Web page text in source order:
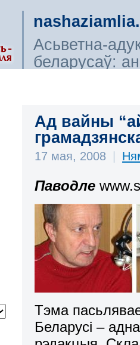
Асьветна-
беларусаў:
Ад вайны
17 мая, 2008 |
Паводле
Тэма
Беларусі –